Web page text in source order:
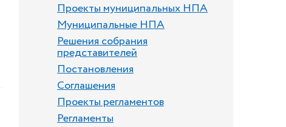
Проекты муниципальных НПА
Муниципальные НПА
Решения собрания
представителей
Постановления
Соглашения
Проекты регламентов
Регламенты